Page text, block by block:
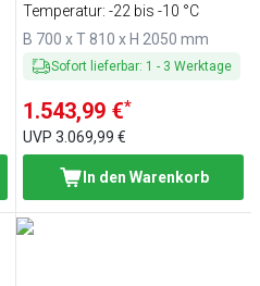
Temperatur: -22 bis -10 °C
B 700 x T 810 x H 2050 mm
Sofort lieferbar: 1 - 3 Werktage
1.543,99 €*
UVP3.069,99 €
In den Warenkorb